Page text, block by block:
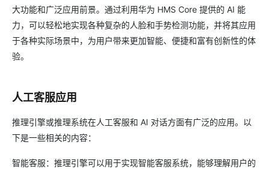
大功能和广泛应用前景。通过利用华为 HMS Core 提供的 AI 能
力，可以轻松地实现各种复杂的人脸和手势检测功能，并将其应用
于各种实际场景中，为用户带来更加智能、便捷和富有创新性的体
验。
人工客服应用
推理引擎或推理系统在人工客服和 AI 对话方面有广泛的应用。以
下是一些相关的内容：
智能客服：推理引擎可以用于实现智能客服系统，能够理解用户的